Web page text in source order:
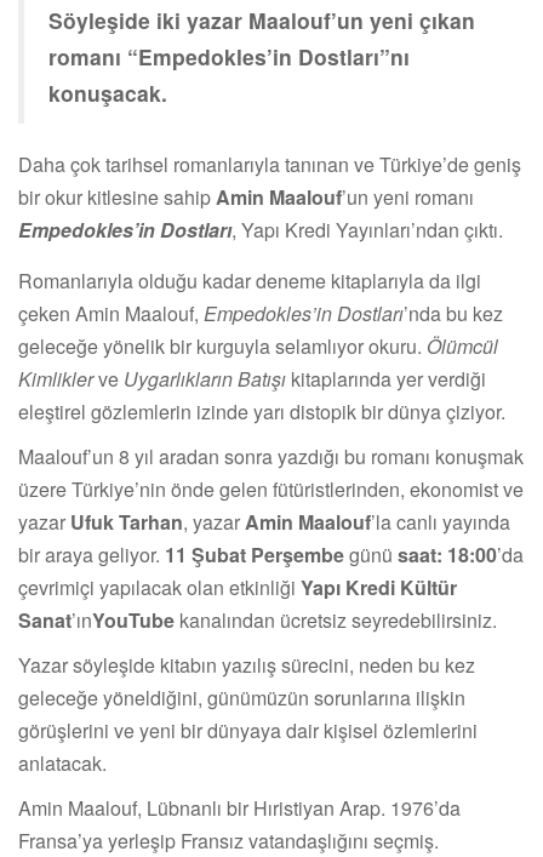
Söyleşide iki yazar Maalouf’un yeni çıkan
romanı “Empedokles’in Dostları”nı
konuşacak.
Daha çok tarihsel romanlarıyla tanınan ve Türkiye’de geniş
bir okur kitlesine sahip Amin Maalouf’un yeni romanı
Empedokles’in Dostları, Yapı Kredi Yayınları’ndan çıktı.
Romanlarıyla olduğu kadar deneme kitaplarıyla da ilgi
çeken Amin Maalouf, Empedokles’in Dostları’nda bu kez
geleceğe yönelik bir kurguyla selamlıyor okuru. Ölümcül
Kimliklerve Uygarlıkların Batışı kitaplarında yer verdiği
eleştirel gözlemlerin izinde yarı distopik bir dünya çiziyor.
Maalouf’un 8 yıl aradan sonra yazdığı bu romanı konuşmak
üzere Türkiye’nin önde gelen fütüristlerinden, ekonomist ve
yazar Ufuk Tarhan, yazar Amin Maalouf’la canlı yayında
bir araya geliyor. 11 Şubat Perşembegünü saat: 18:00’da
çevrimiçi yapılacak olan etkinliği Yapı Kredi Kültür
Sanat’ınYouTube kanalından ücretsiz seyredebilirsiniz.
Yazar söyleşide kitabın yazılış sürecini, neden bu kez
geleceğe yöneldiğini, günümüzün sorunlarına ilişkin
görüşlerini ve yeni bir dünyaya dair kişisel özlemlerini
anlatacak.
Amin Maalouf, Lübnanlı bir Hıristiyan Arap. 1976’da
Fransa’ya yerleşip Fransız vatandaşlığını seçmiş.